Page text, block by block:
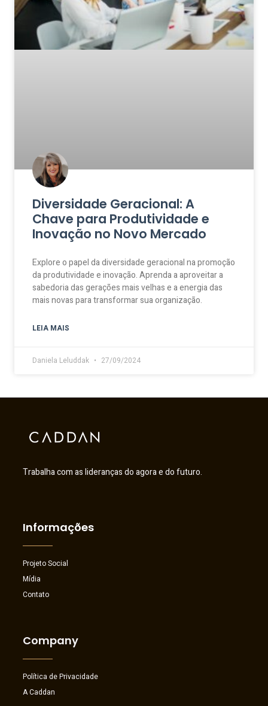
Diversidade Geracional: A
Chave para Produtividade e
Inovação no Novo Mercado
Explore o papel da diversidade geracional na promoção
da produtividade e inovação. Aprenda a aproveitar a
sabedoria das gerações mais velhas e a energia das
mais novas para transformar sua organização.
LEIA MAIS
Daniela Leluddak 27/09/2024
Trabalha com as lideranças do agora e do futuro.
Informações
Projeto Social
Mídia
Contato
Company
Política de Privacidade
A Caddan